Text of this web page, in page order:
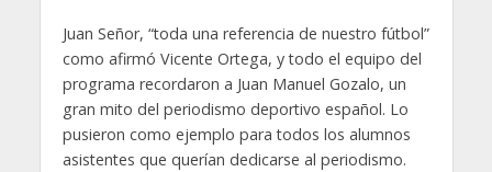
Juan Señor, “toda una referencia de nuestro fútbol”
como afirmó Vicente Ortega, y todo el equipo del
programa recordaron a Juan Manuel Gozalo, un
gran mito del periodismo deportivo español. Lo
pusieron como ejemplo para todos los alumnos
asistentes que querían dedicarse al periodismo.